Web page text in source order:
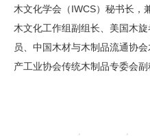
木文化学会（IWCS）秘书长，
木文化工作组副组长、美国木
员、中国木材与木制品流通协
产工业协会传统木制品专委会副